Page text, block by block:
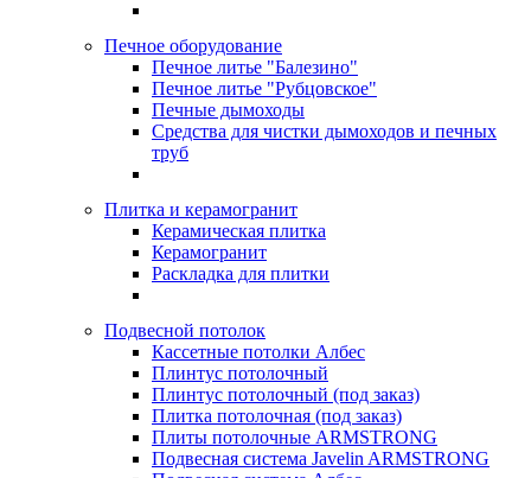
Печное оборудование
Печное литье "Балезино"
Печное литье "Рубцовское"
Печные дымоходы
Средства для чистки дымоходов и печных
труб
Плитка и керамогранит
Керамическая плитка
Керамогранит
Раскладка для плитки
Подвесной потолок
Кассетные потолки Албес
Плинтус потолочный
Плинтус потолочный (под заказ)
Плитка потолочная (под заказ)
Плиты потолочные ARMSTRONG
Подвесная система Javelin ARMSTRONG